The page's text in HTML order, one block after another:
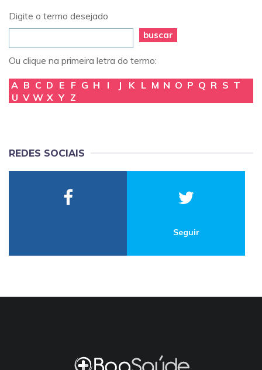
Digite o termo desejado
buscar
Ou clique na primeira letra do termo:
A B C D E F G H I J K L M N O P Q R S T
U V W X Y Z
REDES SOCIAIS
Seguir